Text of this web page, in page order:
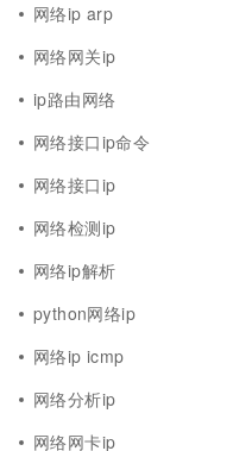
网络ip arp
网络网关ip
ip路由网络
网络接口ip命令
网络接口ip
网络检测ip
网络ip解析
python网络ip
网络ip icmp
网络分析ip
网络网卡ip